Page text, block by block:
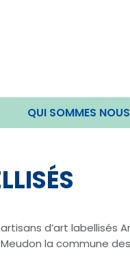
QUI SOMMES
d’art
la commune